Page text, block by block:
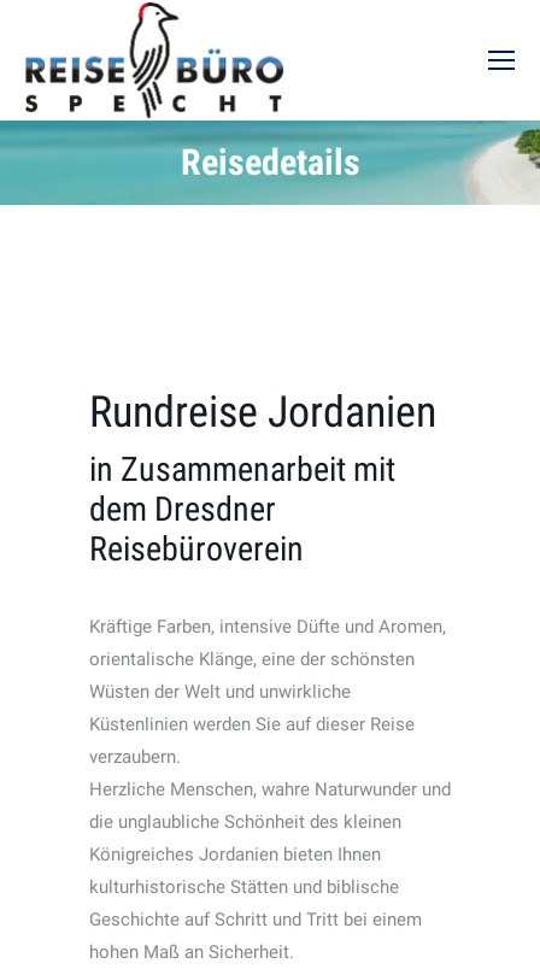
Reisedetails
Rundreise Jordanien
in Zusammenarbeit mit
dem Dresdner
Reisebüroverein
Kräftige Farben, intensive Düfte und Aromen,
orientalische Klänge, eine der schönsten
Wüsten der Welt und unwirkliche
Küstenlinien werden Sie auf dieser Reise
verzaubern.
Herzliche Menschen, wahre Naturwunder und
die unglaubliche Schönheit des kleinen
Königreiches Jordanien bieten Ihnen
kulturhistorische Stätten und biblische
Geschichte auf Schritt und Tritt bei einem
hohen Maß an Sicherheit.